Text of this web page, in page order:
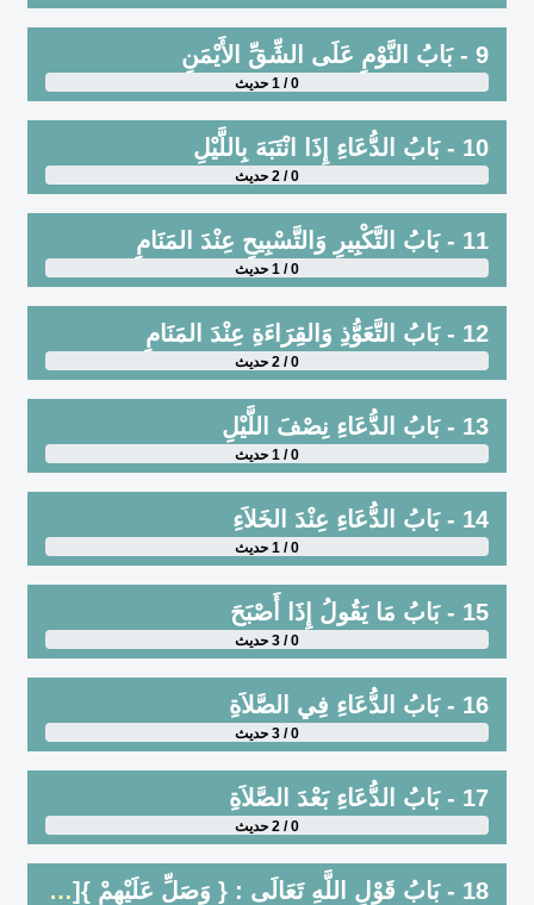
9 - بَابُ النَّوْمِ عَلَى الشِّقِّ الأَيْمَنِ
0 / 1 حديث
10 - بَابُ الدُّعَاءِ إِذَا انْتَبَهَ بِاللَّيْلِ
0 / 2 حديث
11 - بَابُ التَّكْبِيرِ وَالتَّسْبِيحِ عِنْدَ المَنَامِ
0 / 1 حديث
12 - بَابُ التَّعَوُّذِ وَالقِرَاءَةِ عِنْدَ المَنَامِ
0 / 2 حديث
13 - بَابُ الدُّعَاءِ نِصْفَ اللَّيْلِ
0 / 1 حديث
14 - بَابُ الدُّعَاءِ عِنْدَ الخَلاَءِ
0 / 1 حديث
15 - بَابُ مَا يَقُولُ إِذَا أَصْبَحَ
0 / 3 حديث
16 - بَابُ الدُّعَاءِ فِي الصَّلاَةِ
0 / 3 حديث
17 - بَابُ الدُّعَاءِ بَعْدَ الصَّلاَةِ
0 / 2 حديث
18 - بَابُ قَوْلِ اللَّهِ تَعَالَى : { وَصَلِّ عَلَيْهِمْ }[التوبة : 103] وَمَنْ خَصَّ أَخَاهُ بِالدُّعَاءِ دُونَ نَفْسِهِ